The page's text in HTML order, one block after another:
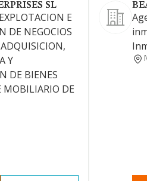
SL
E
DE NEGOCIOS
Y
DE BIENES
MOBILIARIO DE